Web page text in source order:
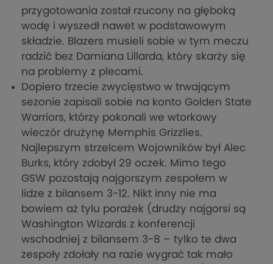
przygotowania został rzucony na głęboką
wodę i wyszedł nawet w podstawowym
składzie. Blazers musieli sobie w tym meczu
radzić bez Damiana Lillarda, który skarży się
na problemy z plecami.
Dopiero trzecie zwycięstwo w trwającym
sezonie zapisali sobie na konto Golden State
Warriors, którzy pokonali we wtorkowy
wieczór drużynę Memphis Grizzlies.
Najlepszym strzelcem Wojowników był Alec
Burks, który zdobył 29 oczek. Mimo tego
GSW pozostają najgorszym zespołem w
lidze z bilansem 3-12. Nikt inny nie ma
bowiem aż tylu porażek (drudzy najgorsi są
Washington Wizards z konferencji
wschodniej z bilansem 3-8 – tylko te dwa
zespoły zdołały na razie wygrać tak mało